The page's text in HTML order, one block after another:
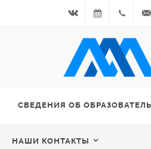
Вконтакте09.08.2026
- Чётная
+7
964
СВЕДЕНИЯ ОБ
НАШИ КОНТАКТЫ